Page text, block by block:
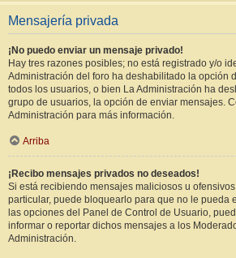
Mensajería privada
¡No puedo enviar un mensaje privado!
Hay tres razones posibles; no está registrado y/o
Administración del foro ha deshabilitado la opción
todos los usuarios, o bien La Administración ha
grupo de usuarios, la opción de enviar mensajes.
Administración para más información.
Arriba
¡Recibo mensajes privados no deseados!
Si está recibiendo mensajes maliciosos u
particular, puede bloquearlo para que no le pueda
las opciones del Panel de Control de Usuario,
informar o reportar dichos mensajes a los
Administración.